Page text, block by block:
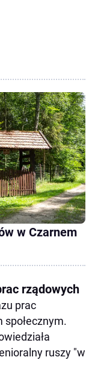
w Czarnem
rządowych
prac
społecznym.
ruszy "w